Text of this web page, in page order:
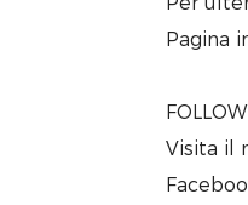
Pagina
Visita il